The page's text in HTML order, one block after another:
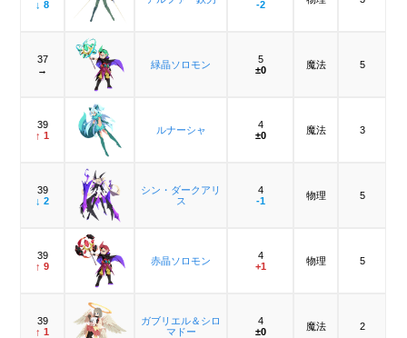
↓ 8
-2
37
→
緑晶ソロモン
5
±0
魔法 5
39
↑ 1
ルナーシャ
4
±0
魔法 3
39
↓ 2
シン・ダークアリ
ス
4
-1
物理 5
39
↑ 9
赤晶ソロモン
4
+1
物理 5
39
↑ 1
ガブリエル＆シロ
マドー
4
±0
魔法 2